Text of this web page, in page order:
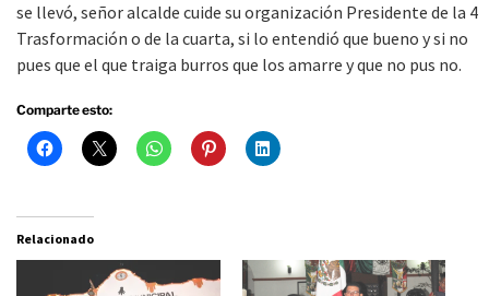
se llevó, señor alcalde cuide su organización Presidente de la 4
Trasformación o de la cuarta, si lo entendió que bueno y si no
pues que el que traiga burros que los amarre y que no pus no.
Comparte esto:
Relacionado